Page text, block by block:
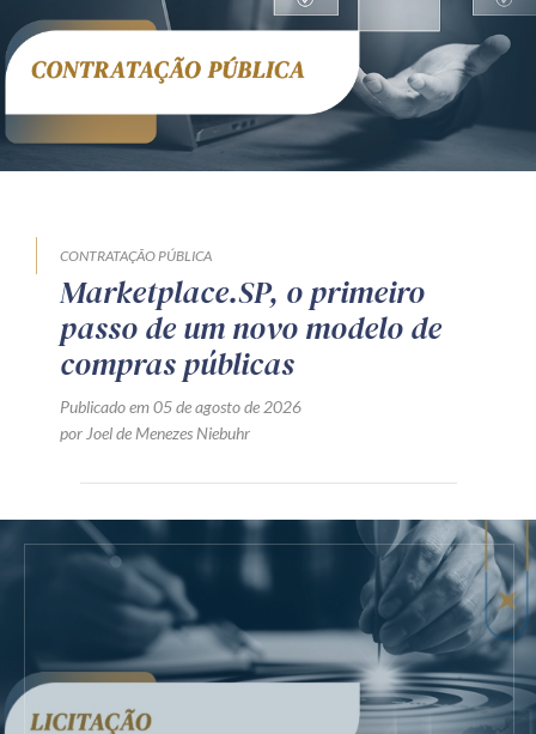
CONTRATAÇÃO PÚBLICA
Marketplace.SP, o primeiro
passo de um novo modelo de
compras públicas
Publicado em 05 de agosto de 2026
por Joel de Menezes Niebuhr